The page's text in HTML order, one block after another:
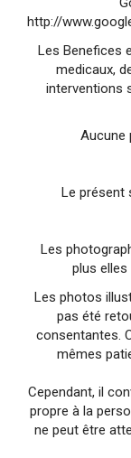
http://
Les Benefices
medicaux,
interventions
Aucune
Le présent
Les
plus
Les photos
pas été
consentantes.
mêmes
Cependant, il
propre à la
ne peut être